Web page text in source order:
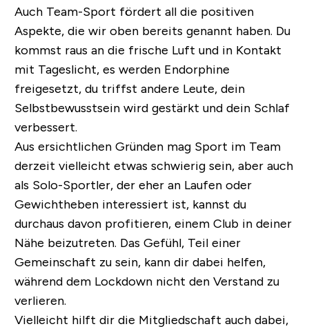
Auch Team-Sport fördert all die positiven
Aspekte, die wir oben bereits genannt haben. Du
kommst raus an die frische Luft und in Kontakt
mit Tageslicht, es werden Endorphine
freigesetzt, du triffst andere Leute, dein
Selbstbewusstsein wird gestärkt und dein Schlaf
verbessert.
Aus ersichtlichen Gründen mag Sport im Team
derzeit vielleicht etwas schwierig sein, aber auch
als Solo-Sportler, der eher an Laufen oder
Gewichtheben interessiert ist, kannst du
durchaus davon profitieren, einem Club in deiner
Nähe beizutreten. Das Gefühl, Teil einer
Gemeinschaft zu sein, kann dir dabei helfen,
während dem Lockdown nicht den Verstand zu
verlieren.
Vielleicht hilft dir die Mitgliedschaft auch dabei,